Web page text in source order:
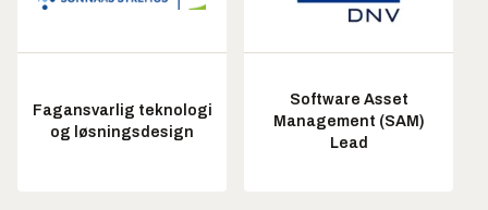
Fagansvarlig teknologi
og løsningsdesign
Software Asset
Management (SAM)
Lead